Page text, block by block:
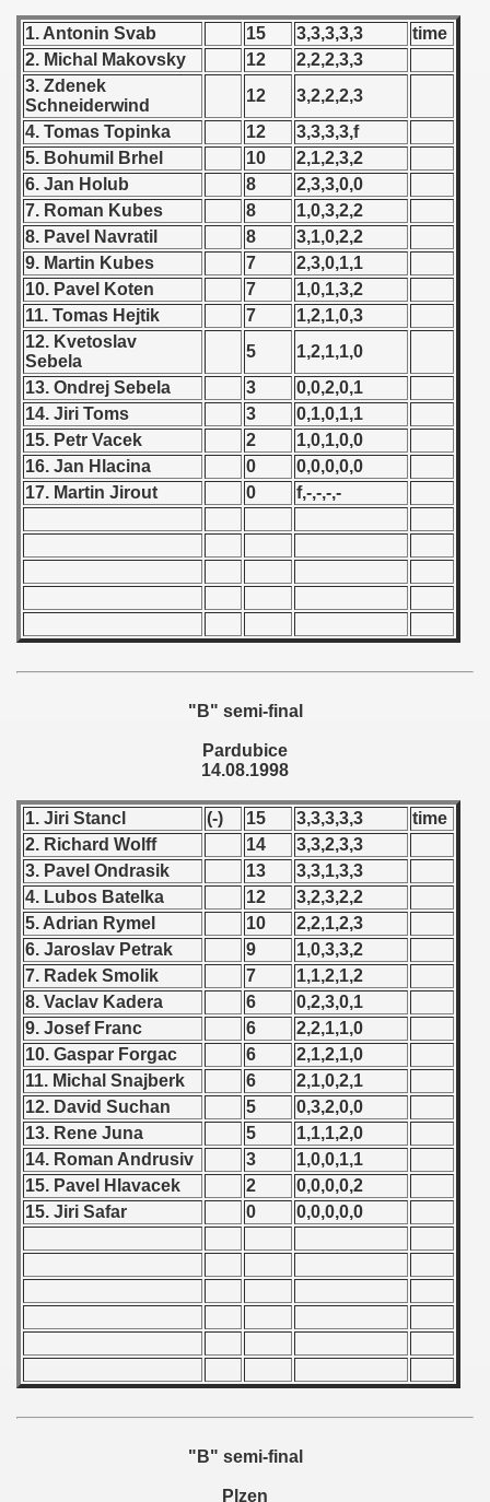
1. Antonin Svab 15 3,3,3,3,3
time
2. Michal Makovsky
12
2,2,2,3,3
3. Zdenek
Schneiderwind
12
3,2,2,2,3
4. Tomas Topinka
12
3,3,3,3,f
5. Bohumil Brhel
10
2,1,2,3,2
6. Jan Holub
8
2,3,3,0,0
7. Roman Kubes
8
1,0,3,2,2
8. Pavel Navratil
8
3,1,0,2,2
9. Martin Kubes
7
2,3,0,1,1
10. Pavel Koten
7
1,0,1,3,2
11. Tomas Hejtik
7
1,2,1,0,3
12. Kvetoslav
Sebela
5
1,2,1,1,0
13. Ondrej Sebela
3
0,0,2,0,1
14. Jiri Toms
3
0,1,0,1,1
15. Petr Vacek
2
1,0,1,0,0
16. Jan Hlacina
0
0,0,0,0,0
17. Martin Jirout
0 f,-,-,-,-
"B" semi-final
Pardubice
14.08.1998
1. Jiri Stancl (-) 15 3,3,3,3,3
time
2. Richard Wolff
14
3,3,2,3,3
3. Pavel Ondrasik
13
3,3,1,3,3
4. Lubos Batelka
12
3,2,3,2,2
5. Adrian Rymel
10
2,2,1,2,3
6. Jaroslav Petrak
9
1,0,3,3,2
7. Radek Smolik
7
1,1,2,1,2
8. Vaclav Kadera
6
0,2,3,0,1
9. Josef Franc
6
2,2,1,1,0
10. Gaspar Forgac
6
2,1,2,1,0
11. Michal Snajberk
6
2,1,0,2,1
12. David Suchan
5
0,3,2,0,0
13. Rene Juna
5
1,1,1,2,0
14. Roman Andrusiv
3
1,0,0,1,1
15. Pavel Hlavacek
2
0,0,0,0,2
15. Jiri Safar
0 0,0,0,0,0
"B" semi-final
Plzen
1983
1984
1986
- 1989
- 1993
- 1994
- 1995
- 1996
- 1997
- 1998
Australii (Australian qualifications - Australian
Zealand qualifying) - 1998
American Qualifications) - 1998
- 1998
- 1998